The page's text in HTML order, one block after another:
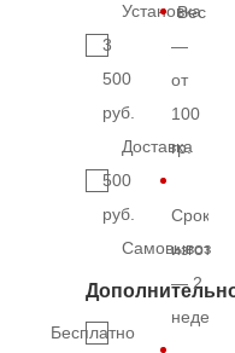
Установка
3
500
руб.
Доставка
500
руб.
Самовывоз
Бесплатно
Вес
—
от
100
гр.
Срок
— 2
недели